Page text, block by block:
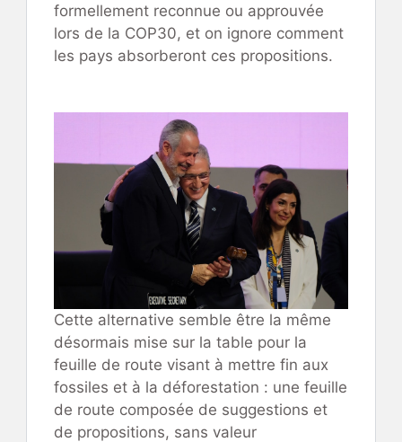
formellement reconnue ou approuvée
lors de la COP30, et on ignore comment
les pays absorberont ces propositions.
Cette alternative semble être la même
désormais mise sur la table pour la
feuille de route visant à mettre fin aux
fossiles et à la déforestation : une feuille
de route composée de suggestions et
de propositions, sans valeur